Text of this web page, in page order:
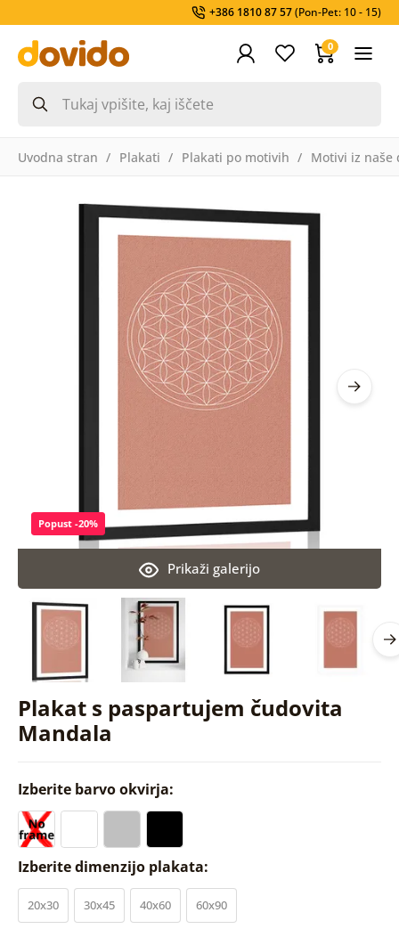
+386 1810 87 57(Pon-Pet: 10 - 15)
0
Uvodna stran Plakati Plakati po motivih Motivi iz naše
Plakat s paspartujem čudovita
Mandala
Prikaži galerijo
Popust -20%
Izberite barvo okvirja:
Izberite dimenzijo plakata:
20x30 30x45 40x60 60x90